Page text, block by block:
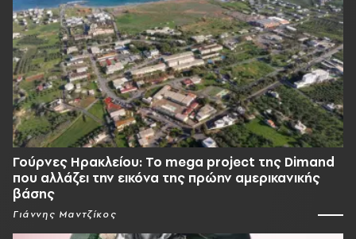
Γούρνες Ηρακλείου: To mega project της Dimand
που αλλάζει την εικόνα της πρώην αμερικανικής
βάσης
Γιάννης Μαντζίκος